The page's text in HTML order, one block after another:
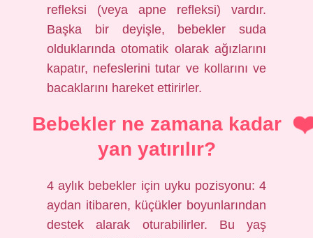
refleksi (veya apne refleksi) vardır.
Başka bir deyişle, bebekler suda
olduklarında otomatik olarak ağızlarını
kapatır, nefeslerini tutar ve kollarını ve
bacaklarını hareket ettirirler.
Bebekler ne zamana kadar
yan yatırılır?
4 aylık bebekler için uyku pozisyonu: 4
aydan itibaren, küçükler boyunlarından
destek alarak oturabilirler. Bu yaş